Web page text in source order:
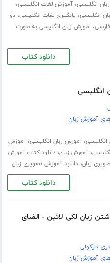
زبان انگلیسی،آموزش لغات انگلیسی،
انگلیسی، یادگیری لغات انگلیسی،دو
، اموزش زبان انگلیسی به صورت
دانلود کتاب
انگلیسی
آموزش زبان
انگلیسی،آمورش زبان انگلیسی،آموزش
،آمورش زبان،دانلود کتاب آمورش
زبان،دانلود آموزش تصویری زبان
دانلود کتاب
زبان لکی لاتین - الفبای
دارکولی
آموزش زبان